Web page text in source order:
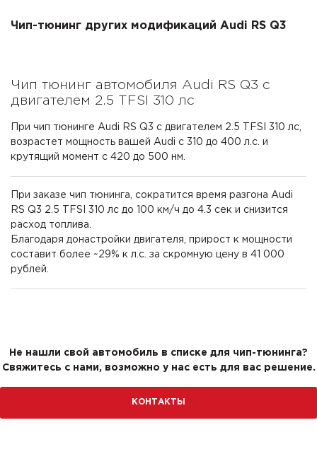
Чип-тюнинг других модификаций Audi RS Q3
Чип тюнинг автомобиля Audi RS Q3 с
двигателем 2.5 TFSI 310 лс
При чип тюнинге Audi RS Q3 с двигателем 2.5 TFSI 310 лс,
возрастет мощность вашей Audi с 310 до 400 л.с. и
крутящий момент с 420 до 500 нм.
При заказе чип тюнинга, сократится время разгона Audi
RS Q3 2.5 TFSI 310 лс до 100 км/ч до 4.3 сек и снизится
расход топлива.
Благодаря донастройки двигателя, прирост к мощности
составит более ~29% к л.с. за скромную цену в 41 000
рублей.
Не нашли свой автомобиль в списке для чип-тюнинга?
Свяжитесь с нами, возможно у нас есть для вас решение.
КОНТАКТЫ